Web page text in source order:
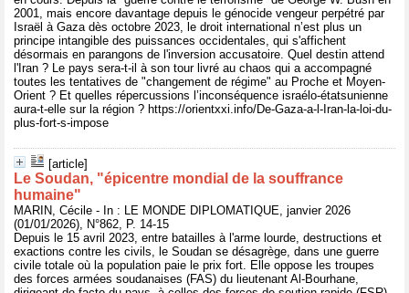
2001, mais encore davantage depuis le génocide vengeur perpétré par
Israël à Gaza dès octobre 2023, le droit international n’est plus un
principe intangible des puissances occidentales, qui s'affichent
désormais en parangons de l'inversion accusatoire. Quel destin attend
l'Iran ? Le pays sera-t-il à son tour livré au chaos qui a accompagné
toutes les tentatives de "changement de régime" au Proche et Moyen-
Orient ? Et quelles répercussions l’inconséquence israélo-étatsunienne
aura-t-elle sur la région ? https://orientxxi.info/De-Gaza-a-l-Iran-la-loi-du-
plus-fort-s-impose
[article]
Le Soudan, "épicentre mondial de la souffrance
humaine"
MARIN, Cécile - In : LE MONDE DIPLOMATIQUE, janvier 2026
(01/01/2026), N°862, P. 14-15
Depuis le 15 avril 2023, entre batailles à l'arme lourde, destructions et
exactions contre les civils, le Soudan se désagrège, dans une guerre
civile totale où la population paie le prix fort. Elle oppose les troupes
des forces armées soudanaises (FAS) du lieutenant Al-Bourhane,